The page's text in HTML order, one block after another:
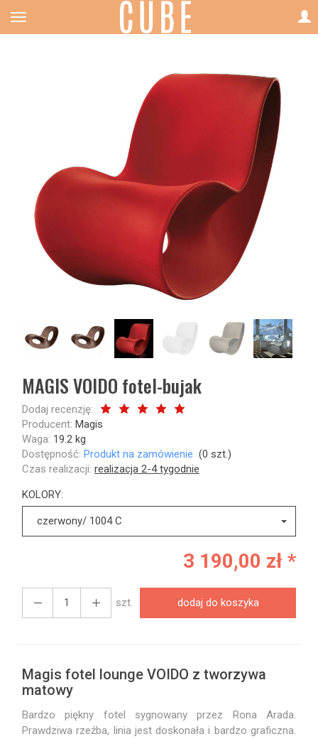
MAGIS VOIDO fotel-bujak
Dodaj recenzję:
Producent: Magis
Waga: 19.2 kg
Dostępność: Produkt na zamówienie (0 szt.)
Czas realizacji: realizacja 2-4 tygodnie
KOLORY:
czerwony/ 1004 C
3 190,00 zł *
szt. dodaj do koszyka
Magis fotel lounge VOIDO z tworzywa
matowy
Bardzo piękny fotel sygnowany przez Rona Arada.
Prawdziwa rzeźba, linia jest doskonała i bardzo graficzna.